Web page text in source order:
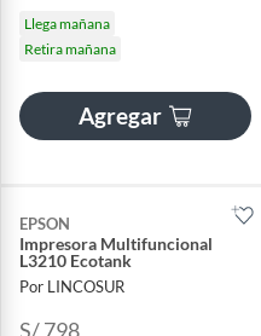
Llega mañana
Retira mañana
Agregar
EPSON
Impresora Multifuncional
L3210 Ecotank
Por LINCOSUR
S/ 798